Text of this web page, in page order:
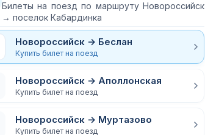
Билеты на поезд по маршруту Новороссийск
→ поселок Кабардинка
Новороссийск → Беслан
Купить билет на поезд
Новороссийск → Аполлонская
Купить билет на поезд
Новороссийск → Муртазово
Купить билет на поезд